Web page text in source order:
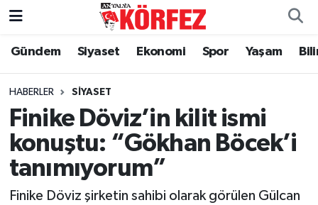
Gündem Siyaset Ekonomi Spor Yaşam
HABERLER SIYASET
Finike Döviz’in kilit ismi
konuştu: “Gökhan Böcek’i
tanımıyorum”
Finike Döviz şirketin sahibi olarak görülen Gülcan
Gündem
Siyaset
Yerel Yönetim
Ekonomi
Spor
Nöbetçi Eczaneler
Hava Durumu
Trafik Durumu
Süper Lig Puan Durumu ve Fikstür
Tüm Manşetler